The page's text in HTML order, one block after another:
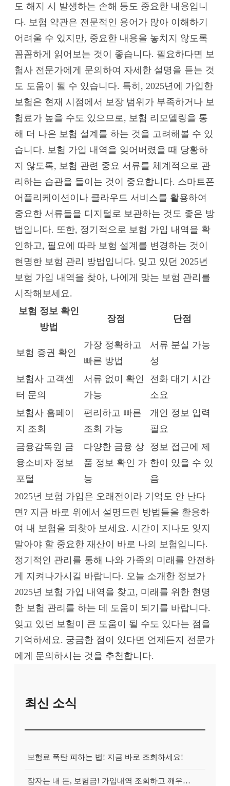
도 해지 시 발생하는 손해 등도 중요한 내용입니
다. 보험 약관은 전문적인 용어가 많아 이해하기
어려울 수 있지만, 중요한 내용을 놓치지 않도록
꼼꼼하게 읽어보는 것이 좋습니다. 필요하다면 보
험사 전문가에게 문의하여 자세한 설명을 듣는 것
도 도움이 될 수 있습니다. 특히, 2025년에 가입한
보험은 현재 시점에서 보장 범위가 부족하거나 보
험료가 높을 수도 있으므로, 보험 리모델링을 통
해 더 나은 보험 설계를 하는 것을 고려해볼 수 있
습니다. 보험 가입 내역을 잊어버렸을 때 당황하
지 않도록, 보험 관련 중요 서류를 체계적으로 관
리하는 습관을 들이는 것이 중요합니다. 스마트폰
어플리케이션이나 클라우드 서비스를 활용하여
중요한 서류들을 디지털로 보관하는 것도 좋은 방
법입니다. 또한, 정기적으로 보험 가입 내역을 확
인하고, 필요에 따라 보험 설계를 변경하는 것이
현명한 보험 관리 방법입니다. 잊고 있던 2025년
보험 가입 내역을 찾아, 나에게 맞는 보험 관리를
시작해보세요.
보험 정보 확인
방법
장점 단점
보험 증권 확인
가장 정확하고
빠른 방법
서류 분실 가능
성
보험사 고객센
터 문의
서류 없이 확인
가능
전화 대기 시간
소요
보험사 홈페이
지 조회
편리하고 빠른
조회 가능
개인 정보 입력
필요
금융감독원 금
융소비자 정보
포털
다양한 금융 상
품 정보 확인 가
능
정보 접근에 제
한이 있을 수 있
음
2025년 보험 가입은 오래전이라 기억도 안 난다
면? 지금 바로 위에서 설명드린 방법들을 활용하
여 내 보험을 되찾아 보세요. 시간이 지나도 잊지
말아야 할 중요한 재산이 바로 나의 보험입니다.
정기적인 관리를 통해 나와 가족의 미래를 안전하
게 지켜나가시길 바랍니다. 오늘 소개한 정보가
2025년 보험 가입 내역을 찾고, 미래를 위한 현명
한 보험 관리를 하는 데 도움이 되기를 바랍니다.
잊고 있던 보험이 큰 도움이 될 수도 있다는 점을
기억하세요. 궁금한 점이 있다면 언제든지 전문가
에게 문의하시는 것을 추천합니다.
최신 소식
보험료 폭탄 피하는 법! 지금 바로 조회하세요!
잠자는 내 돈, 보험금! 가입내역 조회하고 깨우는 방법